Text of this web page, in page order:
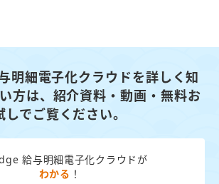
明細電子化クラウドを詳しく知
方は、 紹介資料・動画・無料お
しでご覧ください。
給与明細電子化クラウドが
わかる ！